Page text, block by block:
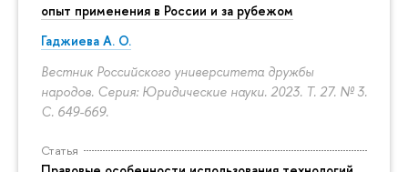
опыт применения в России и за рубежом
Гаджиева А. О.
Вестник Российского университета дружбы
народов. Серия: Юридические науки. 2023. Т. 27. № 3.
С. 649-669.
Статья